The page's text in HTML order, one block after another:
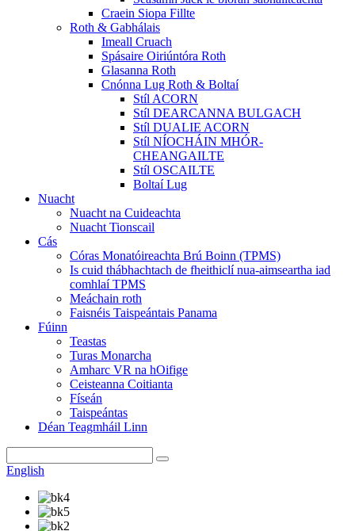
Craein Siopa Fillte
Roth & Gabhálais
Imeall Cruach
Spásaire Oiriúntóra Roth
Glasanna Roth
Cnónna Lug Roth & Boltaí
Stíl ACORN
Stíl DEARCANNA BULGACH
Stíl DUALIE ACORN
Stíl NÍOCHÁIN MHÓR-
CHEANGAILTE
Stíl OSCAILTE
Boltaí Lug
Nuacht
Nuacht na Cuideachta
Nuacht Tionscail
Cás
Córas Monatóireachta Brú Boinn (TPMS)
Is cuid thábhachtach de fheithiclí nua-aimseartha iad
comhlaí TPMS
Meáchain roth
Faisnéis Taispeántais Panama
Fúinn
Teastas
Turas Monarcha
Amharc VR na hOifige
Ceisteanna Coitianta
Físeán
Taispeántas
Déan Teagmháil Linn
English